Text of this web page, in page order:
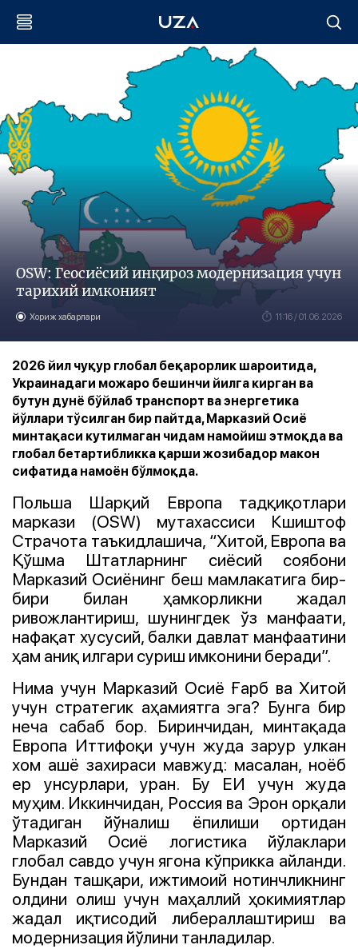
OSW: Геосиёсий инқироз модернизация учун
тарихий имконият
Хориж хабарлари 11:16 / 01.06.2026
2026 йил чуқур глобал беқарорлик шароитида,
Украинадаги можаро бешинчи йилга кирган ва
бутун дунё бўйлаб транспорт ва энергетика
йўллари тўсилган бир пайтда, Марказий Осиё
минтақаси кутилмаган чидам намойиш этмоқда ва
глобал бетартибликка қарши жозибадор макон
сифатида намоён бўлмоқда.
Польша Шарқий Европа тадқиқотлари
маркази (OSW) мутахассиси Кшиштоф
Страчота таъкидлашича, “Хитой, Европа ва
Қўшма Штатларнинг сиёсий соябони
Марказий Осиёнинг беш мамлакатига бир-
бири билан ҳамкорликни жадал
ривожлантириш, шунингдек ўз манфаати,
нафақат хусусий, балки давлат манфаатини
ҳам аниқ илгари суриш имконини беради”.
Нима учун Марказий Осиё Ғарб ва Хитой
учун стратегик аҳамиятга эга? Бунга бир
неча сабаб бор. Биринчидан, минтақада
Европа Иттифоқи учун жуда зарур улкан
хом ашё захираси мавжуд: масалан, ноёб
ер унсурлари, уран. Бу ЕИ учун жуда
муҳим. Иккинчидан, Россия ва Эрон орқали
ўтадиган йўналиш ёпилиши ортидан
Марказий Осиё логистика йўлаклари
глобал савдо учун ягона кўприкка айланди.
Бундан ташқари, ижтимоий нотинчликнинг
олдини олиш учун маҳаллий ҳокимиятлар
жадал иқтисодий либераллаштириш ва
модернизация йўлини танладилар.